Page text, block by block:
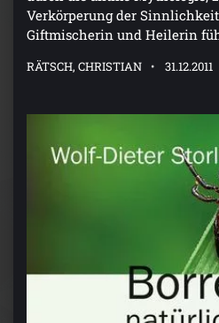
Verkörperung der
Giftmischerin und Heilerin
RÄTSCH, CHRISTIAN 31.12.2011